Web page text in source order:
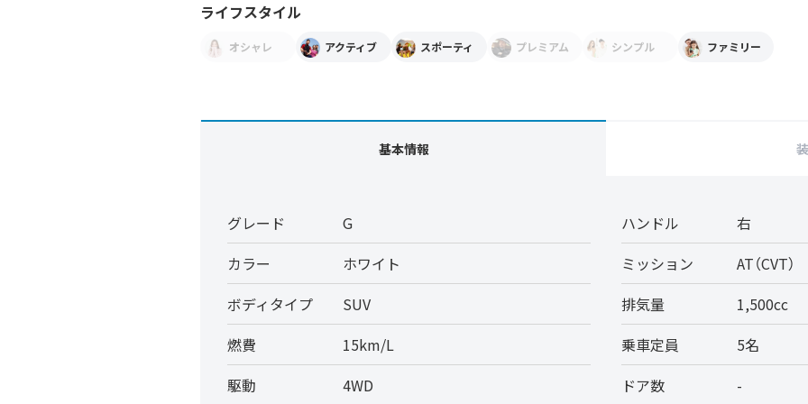
ライフスタイル
オシャレ アクティブ スポーティ プレミアム シンプル ファミリー
基本情報
グレード
G
カラー
ホワイト
ボディタイプ
SUV
燃費
15km/L
駆動
4WD
ハンドル
右
ミッション
AT（CVT）
排気量
1,500cc
乗車定員
5名
ドア数
-